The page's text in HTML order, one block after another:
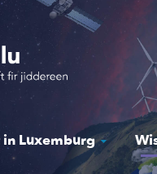
in Luxemburg